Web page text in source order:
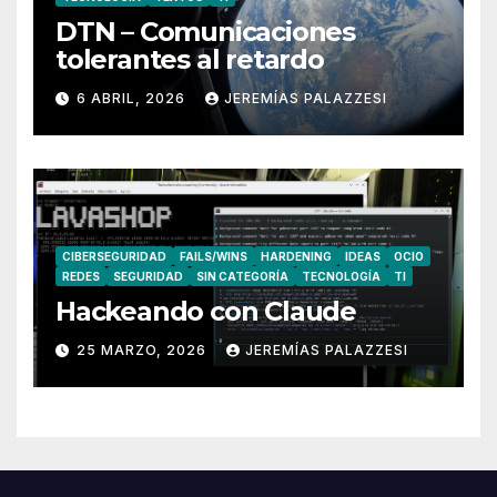
DTN – Comunicaciones
tolerantes al retardo
6 ABRIL, 2026 JEREMÍAS PALAZZESI
CIBERSEGURIDAD FAILS/WINS HARDENING IDEAS
OCIO
REDES
SEGURIDAD SIN CATEGORÍA TECNOLOGÍA TI
Hackeando con Claude
25 MARZO, 2026 JEREMÍAS PALAZZESI